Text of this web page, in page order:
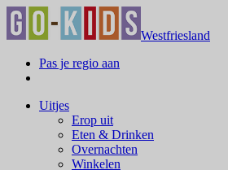
Westfriesland
Pas je regio aan
Uitjes
Erop uit
Eten & Drinken
Overnachten
Winkelen